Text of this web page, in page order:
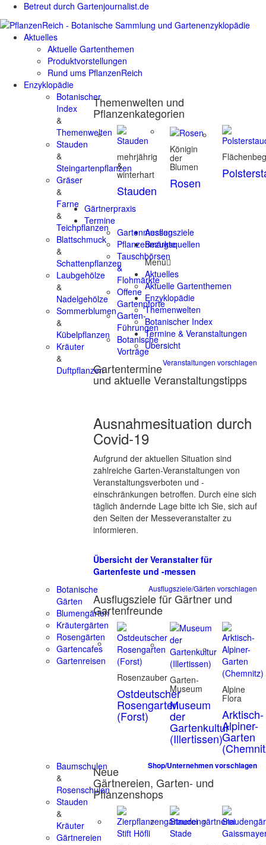
Betreut durch Gartenjournalist.de
Aktuelles
Aktuelle Gartenthemen
Produktvorstellungen
Rund ums PflanzenReich
Enzyklopädie
Botanischer
Index
&
Themenwelten
Stauden
&
Steingartenpflanzen
Gräser
&
Farne
&
Teichpflanzen
Blattschmuck
&
Schattenpflanzen
Laubgehölze
&
Nadelgehölze
Sommerblumen
&
Kübelpflanzen
Kräuter
&
Duftpflanzen
Themenwelten und
Pflanzenkategorien
mehrjährig
&
winterhart
Stauden
Königin
der
Blumen
Rosen
Gärtnerpraxis
Termine
Gartenmessen
Pflanzenmärkte
Tauschbörsen
&
Flohmärkte
Offene
Gartenpforte
Garten-
Führungen
Botanische
Vorträge
Veranstaltungen vorschlagen
Gartentermine
und aktuelle Veranstaltungstipps
Ausnahmesituation durch
Covid-19
Aufgrund der aktuellen Situation sind
zahlreiche Garten-Veranstaltungen von
Veranstaltungsverboten und -
einschränkungen betroffen. Durch eine sich
täglich ändernde Lage bitte ich Sie, sich auf
den Seiten der Messeveranstalter zu
informieren.
Übersicht der Veranstalter für
Gartenfeste und -messen
Ausflugsziele
Botanische
Gärten
Blumengärten
Kräutergärten
Rosengärten
Gartencafes
Gartenreisen
Ausflugsziele/Gärten vorschlagen
Ausflugsziele für Gärtner und
Gartenfreunde
Rosenzauber
Ostdeutscher
Rosengarten
(Forst)
Garten-
Museum
Museum
der
Gartenkultur
(Illertissen)
Alpine
Flora
Arktisch-
Alpiner-
Garten
Bezugsquellen
Baumschulen
&
Rosenschulen
Stauden
&
Kräuter
Gärtnereien
Shop/Unternehmen vorschlagen
Neue
Gärtnereien, Garten- und
Pflanzenshops
Menü
Aktuelles
Aktuelle Gartenthemen
Enzyklopädie
Themenwelten
Botanischer Index
Termine & Veranstaltungen
Übersicht